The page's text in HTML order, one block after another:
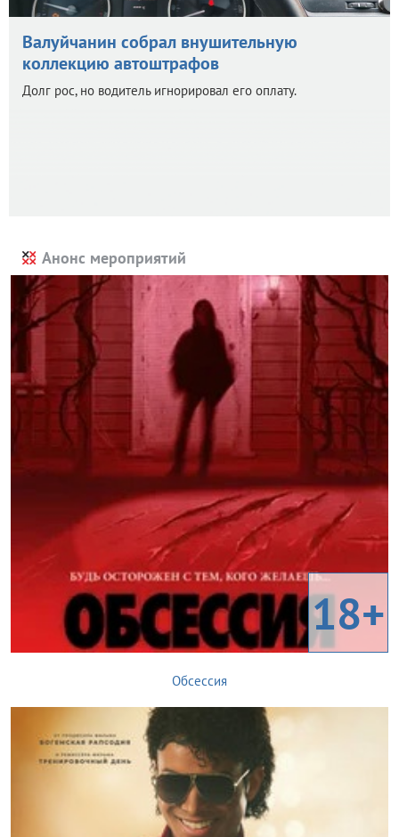
Валуйчанин собрал внушительную
коллекцию автоштрафов
Долг рос, но водитель игнорировал его оплату.
Анонс мероприятий
18+
Обсессия